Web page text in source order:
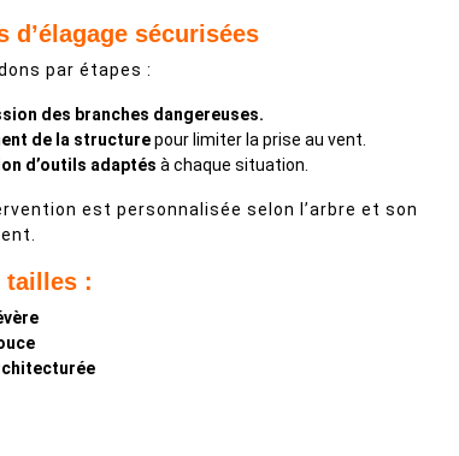
d’élagage sécurisées
par étapes :
des branches dangereuses.
de la structurepour limiter la prise au vent.
d’outils adaptés à chaque situation.
est personnalisée selon l’arbre et son
tailles :